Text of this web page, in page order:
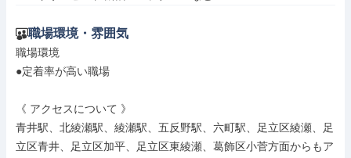
職場環境・雰囲気
職場環境
●定着率が高い職場
《 アクセスについて 》
青井駅、北綾瀬駅、綾瀬駅、五反野駅、六町駅、足立区綾瀬、足
立区青井、足立区加平、足立区東綾瀬、葛飾区小菅方面からもア